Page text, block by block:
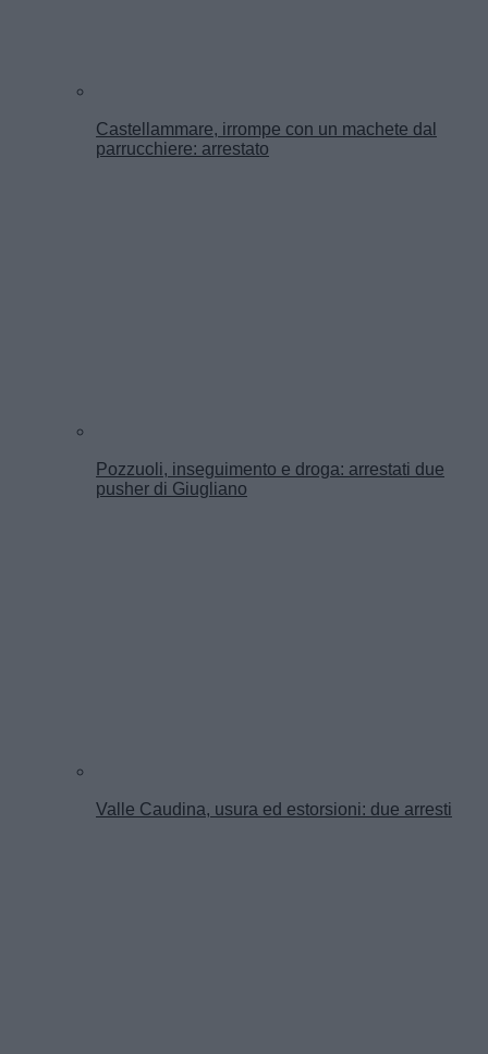
Castellammare, irrompe con un machete dal
parrucchiere: arrestato
Pozzuoli, inseguimento e droga: arrestati due
pusher di Giugliano
Valle Caudina, usura ed estorsioni: due arresti